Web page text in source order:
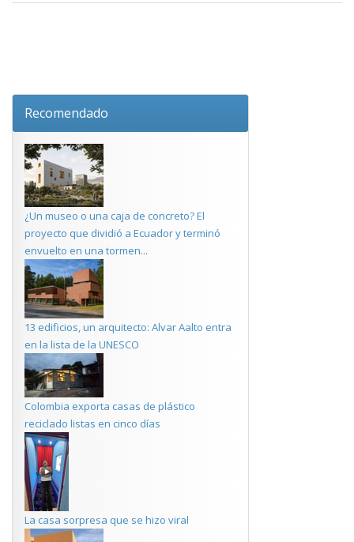
Recomendado
¿Un museo o una caja de concreto? El
proyecto que dividió a Ecuador y terminó
envuelto en una tormen...
13 edificios, un arquitecto: Alvar Aalto entra
en la lista de la UNESCO
Colombia exporta casas de plástico
reciclado listas en cinco días
La casa sorpresa que se hizo viral